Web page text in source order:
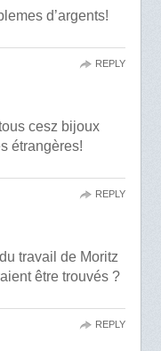
d’argents!
cesz bijoux
étrangères!
REPLY
travail de Moritz
être trouvés ?
REPLY
REPLY